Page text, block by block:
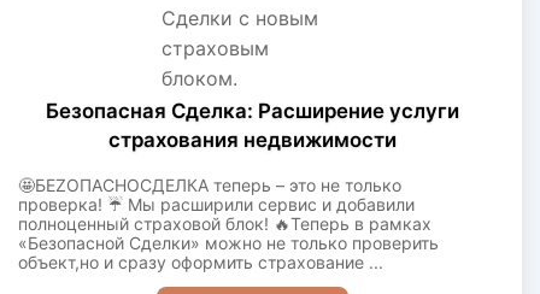
Безопасная Сделка: Расширение услуги
страхования недвижимости
🤩БЕZОПАСНОСДЕЛКА теперь – это не только
проверка! ☔️ Мы расширили сервис и добавили
полноценный страховой блок! 🔥Теперь в рамках
«Безопасной Cделки» можно не только проверить
объект,но и сразу оформить страхование ...